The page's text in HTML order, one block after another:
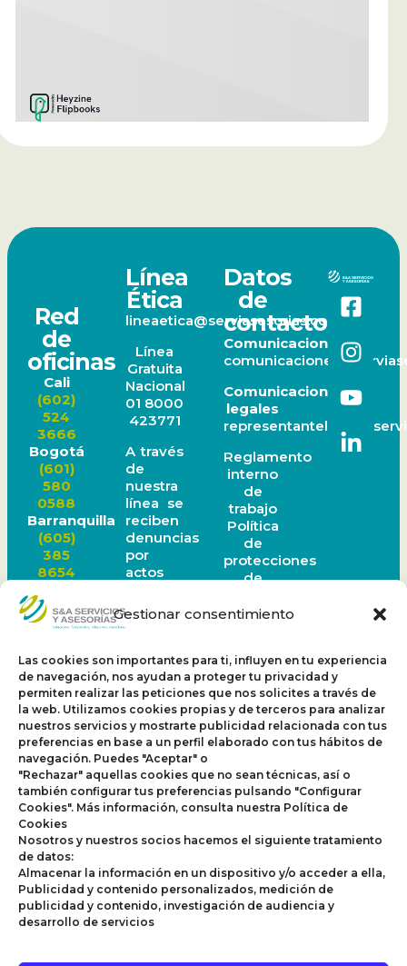
Gestionar consentimiento
Las cookies son importantes para ti, influyen en tu experiencia
de navegación, nos ayudan a proteger tu privacidad y
permiten realizar las peticiones que nos solicites a través de
la web. Utilizamos cookies propias y de terceros para analizar
nuestros servicios y mostrarte publicidad relacionada con tus
preferencias en base a un perfil elaborado con tus hábitos de
navegación. Puedes "Aceptar" o
"Rechazar" aquellas cookies que no sean técnicas, así o
también configurar tus preferencias pulsando "Configurar
Cookies". Más información, consulta nuestra Política de
Cookies
Nosotros y nuestros socios hacemos el siguiente tratamiento
de datos:
Almacenar la información en un dispositivo y/o acceder a ella,
Publicidad y contenido personalizados, medición de
publicidad y contenido, investigación de audiencia y
desarrollo de servicios
Red
de
oficinas
Cali
(602)
524
3666
Bogotá
(601)
580
0588
Barranquilla
(605)
385
8654
(608)
277
Medellín
(604)
605
0972
Bucaramanga
(607)
697
3284
Pereira
(606)
311
1626
Sogamoso
(608)
775
3553
Nuestras
Línea
Ética
lineaetica@serviasesorias.com.co
Línea
Gratuita
Nacional
01 8000
423771
A través
de
nuestra
línea se
reciben
denuncias
por
actos
corrupción
o faltas
ética
organizacional.
Este
canal
funciona
24
horas al
día los 7
días de
la
semana.
tu
denuncia
es
confidencial.
Datos
de
contacto
Comunicaciones
Comunicaciones
legales
Reglamento
interno
de
trabajo
Política
de
protecciones
de
personales
Política
PTEE